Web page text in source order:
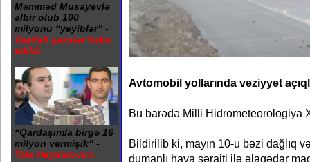
Məmməd Musayevlə
əlbir olub 100
milyonu “yeyiblər” -
Vəzifəli şəxslər həbs
edildi
“Qardaşımla birgə 16
milyon vermişik” -
Tale Heydərovun
Avtomobil yollarında vəziyyət
Bu barədə Milli Hidrometeorologiya
Bildirilib ki, mayın 10-u bəzi dağlıq
dumanlı hava şəraiti ilə əlaqədar